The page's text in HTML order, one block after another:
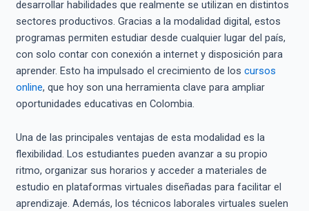
desarrollar habilidades que realmente se utilizan en distintos
sectores productivos. Gracias a la modalidad digital, estos
programas permiten estudiar desde cualquier lugar del país,
con solo contar con conexión a internet y disposición para
aprender. Esto ha impulsado el crecimiento de los cursos
online, que hoy son una herramienta clave para ampliar
oportunidades educativas en Colombia.
Una de las principales ventajas de esta modalidad es la
flexibilidad. Los estudiantes pueden avanzar a su propio
ritmo, organizar sus horarios y acceder a materiales de
estudio en plataformas virtuales diseñadas para facilitar el
aprendizaje. Además, los técnicos laborales virtuales suelen